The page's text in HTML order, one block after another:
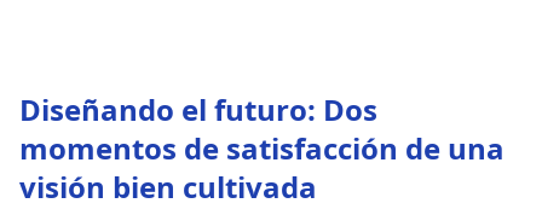
Diseñando el futuro: Dos
momentos de satisfacción de una
visión bien cultivada